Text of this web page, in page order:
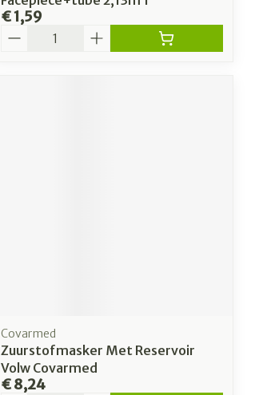
€ 1,59
Covarmed
Zuurstofmasker Met Reservoir
Volw Covarmed
€ 8,24